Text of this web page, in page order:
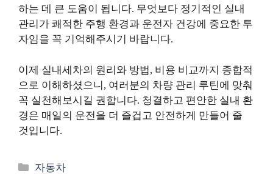
하는 데 큰 도움이 됩니다. 무엇보다 정기적인 실내
관리가 쾌적한 주행 환경과 운전자 건강에 중요한 투
자임을 꼭 기억해주시기 바랍니다.
이제 실내세차의 원리와 방법, 비용 비교까지 종합적
으로 이해하셨으니, 여러분의 차량 관리 루틴에 맞춰
꼭 실천해보시길 권합니다. 청결하고 편안한 실내 환
경은 매일의 운전을 더 즐겁고 안전하게 만들어 줄
것입니다.
카
자동차